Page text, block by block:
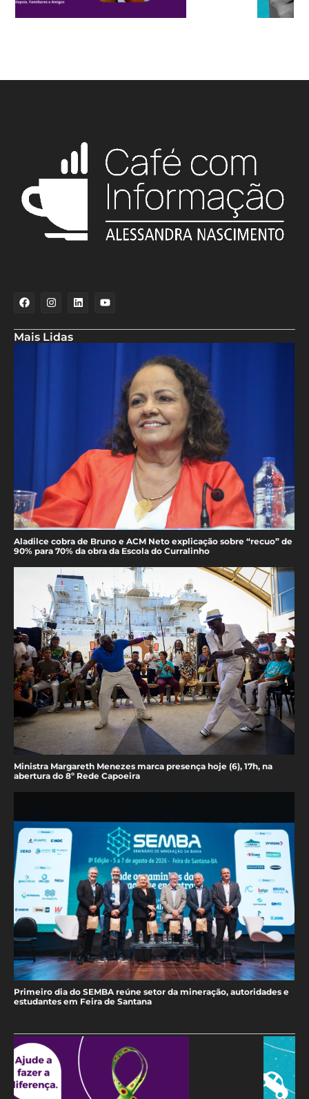
Mais Lidas
Aladilce cobra de Bruno e ACM Neto explicação sobre “recuo” de
90% para 70% da obra da Escola do Curralinho
Ministra Margareth Menezes marca presença hoje (6), 17h, na
abertura do 8º Rede Capoeira
Primeiro dia do SEMBA reúne setor da mineração, autoridades e
estudantes em Feira de Santana